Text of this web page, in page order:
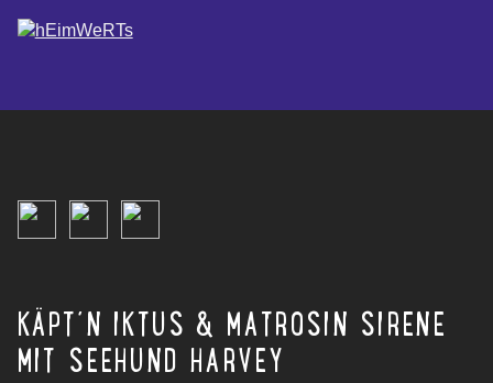
KÄPT´N IKTUS & MATROSIN SIRENE
MIT SEEHUND HARVEY